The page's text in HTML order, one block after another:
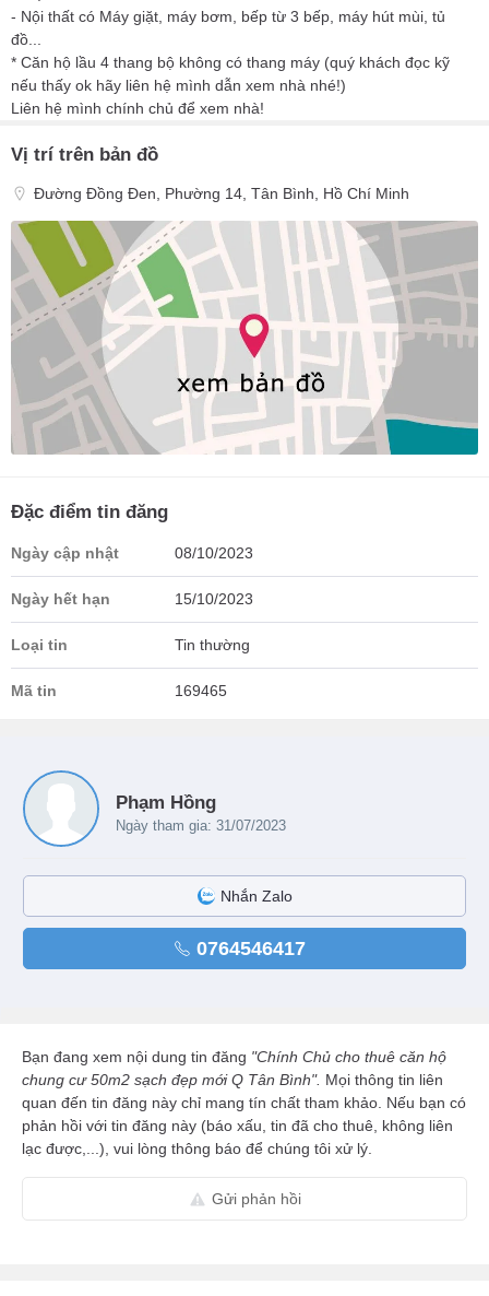
- Nội thất có Máy giặt, máy bơm, bếp từ 3 bếp, máy hút mùi, tủ
đồ...
* Căn hộ lầu 4 thang bộ không có thang máy (quý khách đọc kỹ
nếu thấy ok hãy liên hệ mình dẫn xem nhà nhé!)
Liên hệ mình chính chủ để xem nhà!
Vị trí trên bản đồ
Đường Đồng Đen, Phường 14, Tân Bình, Hồ Chí Minh
Đặc điểm tin đăng
Ngày cập nhật 08/10/2023
Ngày hết hạn 15/10/2023
Loại tin Tin thường
Mã tin 169465
Phạm Hồng
Ngày tham gia: 31/07/2023
Nhắn Zalo
0764546417
Bạn đang xem nội dung tin đăng "Chính Chủ cho thuê căn hộ
chung cư 50m2 sạch đẹp mới Q Tân Bình". Mọi thông tin liên
quan đến tin đăng này chỉ mang tín chất tham khảo. Nếu bạn có
phản hồi với tin đăng này (báo xấu, tin đã cho thuê, không liên
lạc được,...), vui lòng thông báo để chúng tôi xử lý.
Gửi phản hồi